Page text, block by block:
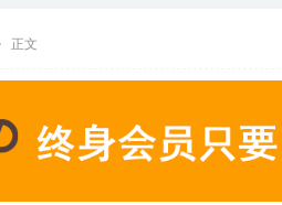
正文